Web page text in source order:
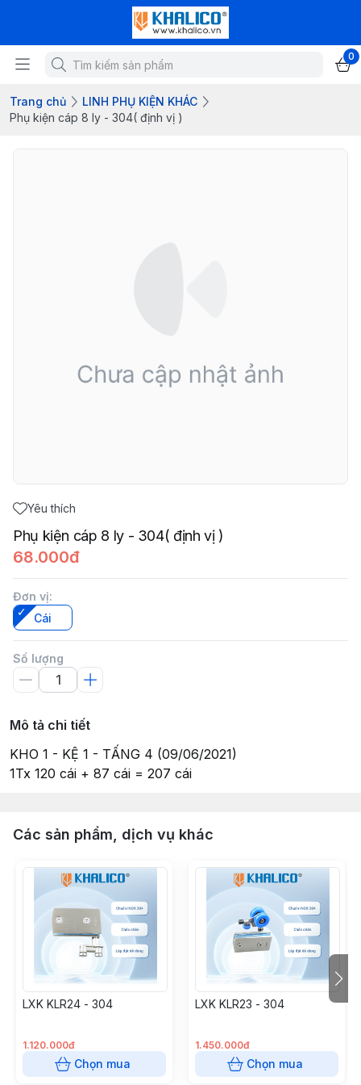
0
Trang chủ
LINH PHỤ KIỆN KHÁC
Phụ kiện cáp 8 ly - 304( định vị )
Yêu thích
Phụ kiện cáp 8 ly - 304( định vị )
68.000đ
Đơn vị:
Cái
Số lượng
Mô tả chi tiết
KHO 1 - KỆ 1 - TẤNG 4 (09/06/2021)
1Tx 120 cái + 87 cái = 207 cái
Các sản phẩm, dịch vụ khác
LXK KLR24 - 304
1.120.000đ
Chọn mua
LXK KLR23 - 304
1.450.000đ
Chọn mua